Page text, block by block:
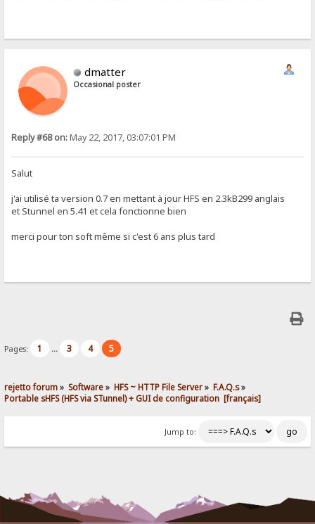
dmatter
Occasional poster
Reply #68 on:May 22, 2017, 03:07:01 PM
Salut
j'ai utilisé ta version 0.7 en mettant à jour HFS en 2.3kB299 anglais
et Stunnel en 5.41 et cela fonctionne bien
merci pour ton soft même si c'est 6 ans plus tard
Pages: 1 ... 3 4 5
rejetto forum» Software» HFS ~ HTTP File Server» F.A.Q.s»
Portable sHFS (HFS via STunnel) + GUI de configuration  [français]
Jump to: